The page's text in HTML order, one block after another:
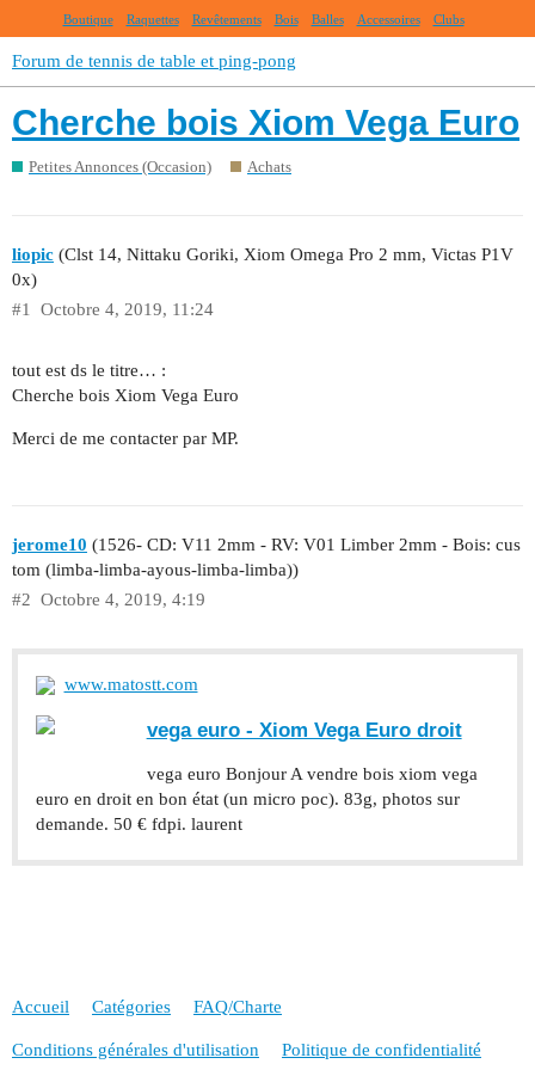
Boutique Raquettes Revêtements Bois Balles Accessoires Clubs
Forum de tennis de table et ping-pong
Cherche bois Xiom Vega Euro
Petites Annonces (Occasion) Achats
liopic (Clst 14, Nittaku Goriki, Xiom Omega Pro 2 mm, Victas P1V
0x)
Octobre 4, 2019, 11:24
#1
tout est ds le titre… :
Cherche bois Xiom Vega Euro
Merci de me contacter par MP.
jerome10 (1526- CD: V11 2mm - RV: V01 Limber 2mm - Bois: cus
tom (limba-limba-ayous-limba-limba))
Octobre 4, 2019, 4:19
#2
www.matostt.com
vega euro - Xiom Vega Euro droit
vega euro Bonjour A vendre bois xiom vega
euro en droit en bon état (un micro poc). 83g, photos sur
demande. 50 € fdpi. laurent
Accueil Catégories FAQ/Charte
Conditions générales d'utilisation Politique de confidentialité